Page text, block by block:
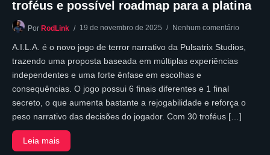
troféus e possível roadmap para a platina
Por RodLink 19 de novembro de 2025 Nenhum comentário
A.I.L.A. é o novo jogo de terror narrativo da Pulsatrix Studios,
trazendo uma proposta baseada em múltiplas experiências
independentes e uma forte ênfase em escolhas e
consequências. O jogo possui 6 finais diferentes e 1 final
secreto, o que aumenta bastante a rejogabilidade e reforça o
peso narrativo das decisões do jogador. Com 30 troféus […]
Leia mais